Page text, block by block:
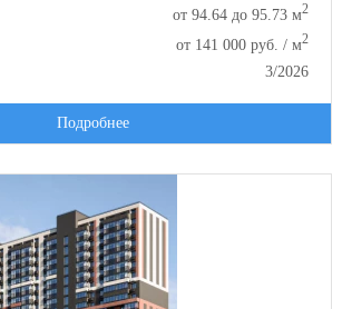
от 94.64 до 95.73 м2
от 141 000 руб. / м2
3/2026
Подробнее